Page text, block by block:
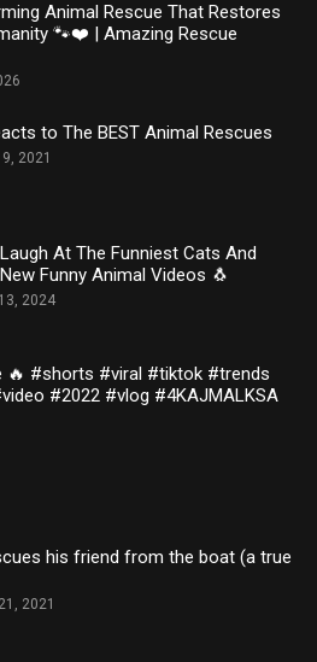
Animal Rescue That Restores
🐾❤️ | Amazing Rescue
to The BEST Animal Rescues
2021
At The Funniest Cats And
Funny Animal Videos 🐧
2024
🔥 #shorts #viral #tiktok #trends
#2022 #vlog #4KAJMALKSA
his friend from the boat (a true
2021